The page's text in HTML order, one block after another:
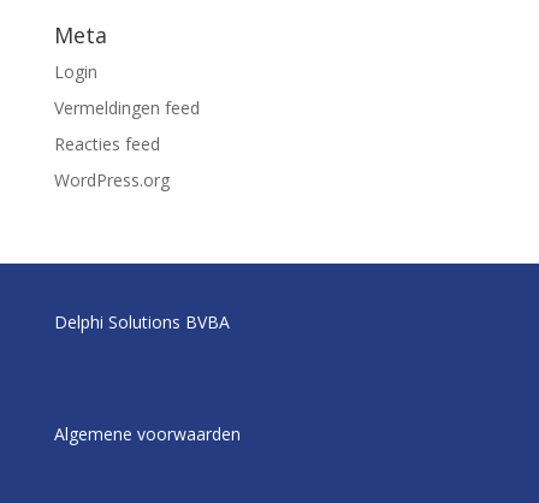
Meta
Login
Vermeldingen feed
Reacties feed
WordPress.org
Delphi Solutions BVBA
Algemene voorwaarden